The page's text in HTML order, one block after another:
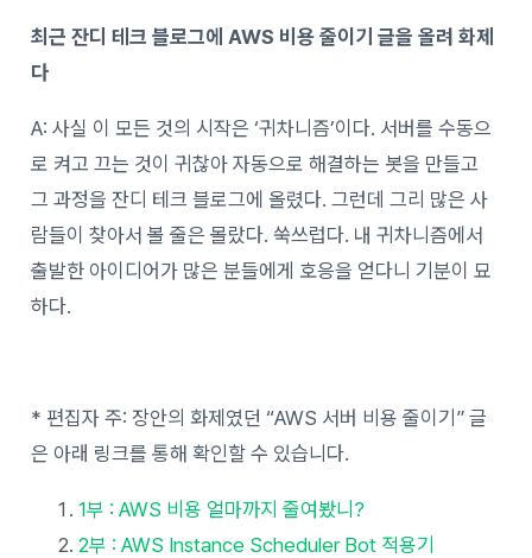
최근 잔디 테크 블로그에 AWS 비용 줄이기 글을 올려 화제
다
A: 사실 이 모든 것의 시작은 ‘귀차니즘’이다. 서버를 수동으
로 켜고 끄는 것이 귀찮아 자동으로 해결하는 봇을 만들고
그 과정을 잔디 테크 블로그에 올렸다. 그런데 그리 많은 사
람들이 찾아서 볼 줄은 몰랐다. 쑥쓰럽다. 내 귀차니즘에서
출발한 아이디어가 많은 분들에게 호응을 얻다니 기분이 묘
하다.
* 편집자 주: 장안의 화제였던 “AWS 서버 비용 줄이기” 글
은 아래 링크를 통해 확인할 수 있습니다.
1부 : AWS 비용 얼마까지 줄여봤니?
2부 : AWS Instance Scheduler Bot 적용기